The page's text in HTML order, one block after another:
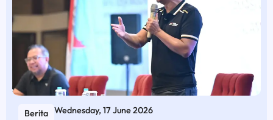
Berita Wednesday, 17 June 2026